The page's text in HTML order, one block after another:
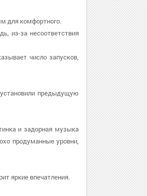
для комфортного.
из-за несоответствия
число запусков,
предыдущую
и задорная музыка
продуманные уровни,
яркие впечатления.